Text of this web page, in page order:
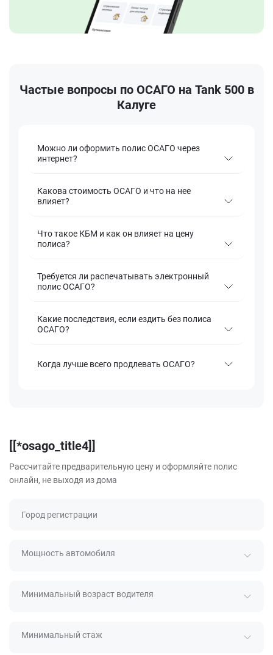
Частые вопросы по ОСАГО на Tank 500 в
Калуге
Можно ли оформить полис ОСАГО через
интернет?
Какова стоимость ОСАГО и что на нее
влияет?
Что такое КБМ и как он влияет на цену
полиса?
Требуется ли распечатывать электронный
полис ОСАГО?
Какие последствия, если ездить без полиса
ОСАГО?
Когда лучше всего продлевать ОСАГО?
[[*osago_title4]]
Рассчитайте предварительную цену и оформляйте полис
онлайн, не выходя из дома
Город регистрации
Мощность автомобиля
Минимальный возраст водителя
Минимальный стаж